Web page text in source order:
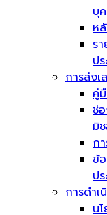
บุ
ห
ร
ปร
การส่งเ
คู่
ช่
มิ
ก
ข้
ป
การดำเ
น